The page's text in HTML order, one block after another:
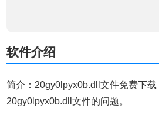
软件介绍
简介：20gy0lpyx0b.dll文件免费下载
20gy0lpyx0b.dll文件的问题。